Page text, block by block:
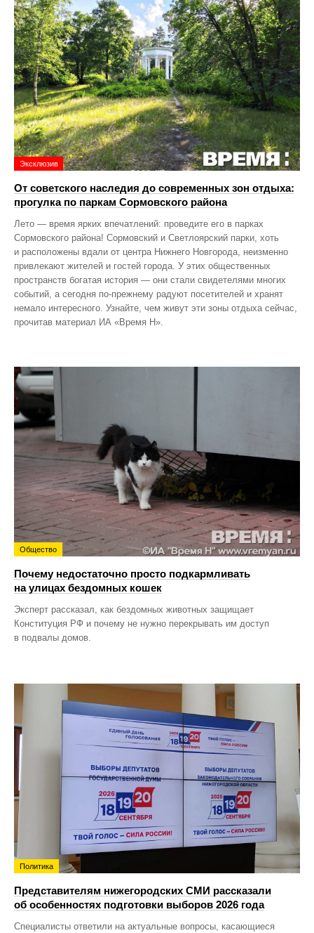
Эксклюзив
От советского наследия до современных зон отдыха:
прогулка по паркам Сормовского района
Лето — время ярких впечатлений: проведите его в парках
Сормовского района! Сормовский и Светлоярский парки, хоть
и расположены вдали от центра Нижнего Новгорода, неизменно
привлекают жителей и гостей города. У этих общественных
пространств богатая история — они стали свидетелями многих
событий, а сегодня по‑прежнему радуют посетителей и хранят
немало интересного. Узнайте, чем живут эти зоны отдыха сейчас,
прочитав материал ИА «Время Н».
Общество
Почему недостаточно просто подкармливать
на улицах бездомных кошек
Эксперт рассказал, как бездомных животных защищает
Конституция РФ и почему не нужно перекрывать им доступ
в подвалы домов.
Политика
Представителям нижегородских СМИ рассказали
об особенностях подготовки выборов 2026 года
Специалисты ответили на актуальные вопросы, касающиеся